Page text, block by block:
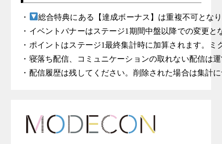
・
総合特典にある【達成ボーナス】は重複不可とな
・イベントバナーはステージ1期間中盤以降での変更と
・ポイントはステージ1最終集計時に加算されます。
・寝落ち配信、コミュニケーションの取れない配信は
・配信履歴は残してください。削除された場合は集計